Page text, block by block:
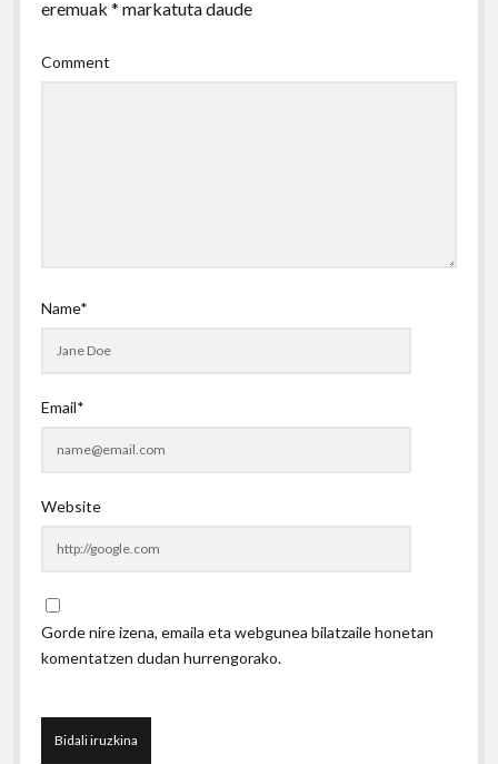
eremuak * markatuta daude
Comment
Name*
Email*
Website
Gorde nire izena, emaila eta webgunea bilatzaile honetan
komentatzen dudan hurrengorako.